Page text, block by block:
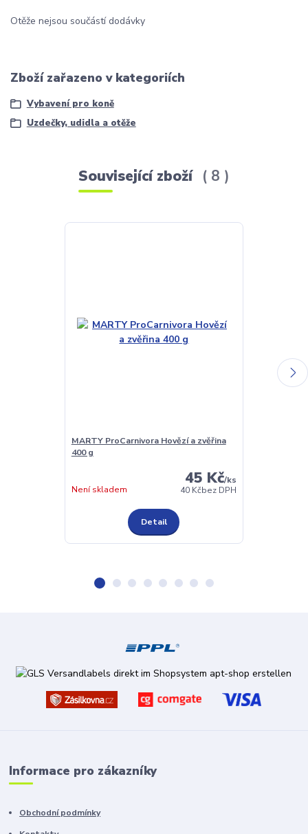
Otěže nejsou součástí dodávky
Zboží zařazeno v kategoriích
Vybavení pro koně
Uzdečky, udidla a otěže
Související zboží 8
MARTY ProCarnivora Hovězí a zvěřina
400 g
45 Kč/ks
40 Kčbez DPH
Není skladem
Detail
Informace pro zákazníky
Obchodní podmínky